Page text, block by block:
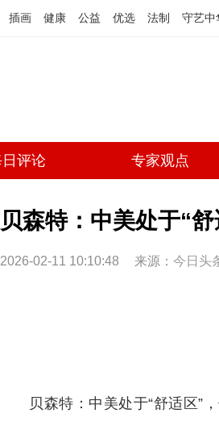
插画 健康 公益 优选 法制 守艺中
评论 专家观点
贝森特：中美处于“
2026-02-11 10:10:48 来源： 今日头
贝森特：中美处于“舒适区”